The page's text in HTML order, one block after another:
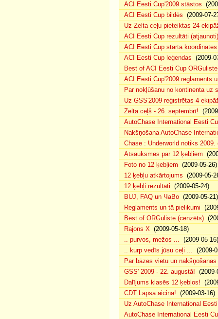
ACI Eesti Cup'2009 stāstos
ACI Eesti Cup bildēs (2009-07-
Uz Zelta ceļu pieteiktas 24
ACI Eesti Cup rezultāti (atjaunoti)
ACI Eesti Cup starta koordinātes
ACI Eesti Cup leģendas (2009-
Best of ACI Eesti Cup
ACI Eesti Cup'2009 reglaments
Par nokļūšanu no kontinenta uz
Uz GSS'2009 reģistrētas 4
Zelta ceļš - 26. septembrī!
AutoChase International Eesti
Nakšņošana AutoChase
Chase : Underworld notiks 2009.
Atsauksmes par 12 ķebļiem
Foto no 12 ķebļiem (2009-05-26)
12 ķebļu atkārtojums (2009-05-
12 ķebļi rezultāti (2009-05-24)
BUJ, FAQ un ЧаВо (2009-05-21)
Reglaments un tā pielikumi
Best of ORGuliste (cenzēts)
Rajons X (2009-05-18)
.. purvos, mežos ... (2009-05-16)
.. kurp vedīs jūsu ceļi ... (2009-
Par bāzes vietu un
GSS' 2009 - 22. augustā! (2009-
Dalījums klasēs 12 ķebļos!
CDT Lapsa aicina! (2009-03-16)
Uz AutoChase International
AutoChase International Eesti